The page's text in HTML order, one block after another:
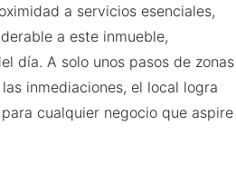
a servicios esenciales,
a este inmueble,
día. A solo unos pasos de zonas
inmediaciones, el local logra
cualquier negocio que aspire